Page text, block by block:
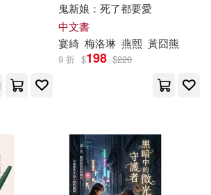
鬼新娘：死了都要愛
中文書
宴綺 梅洛琳 燕熙 黃囧熊
9 折 $198 $220